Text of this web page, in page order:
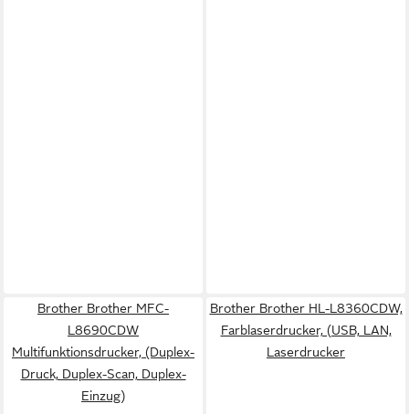
Brother Brother MFC-
L8690CDW
Multifunktionsdrucker, (Duplex-
Druck, Duplex-Scan, Duplex-
Einzug)
Brother Brother HL-L8360CDW,
Farblaserdrucker, (USB, LAN,
Laserdrucker